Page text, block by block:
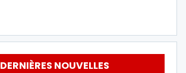
DERNIÈRES NOUVELLES